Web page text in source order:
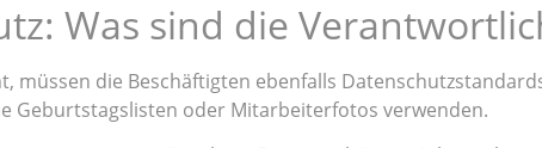
Was sind die
die Beschäftigten ebenfalls
Geburtstagslisten oder Mitarbeiterfotos verwenden.